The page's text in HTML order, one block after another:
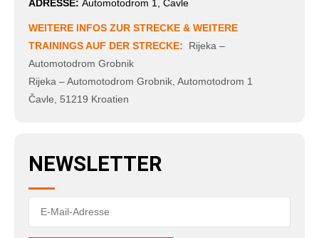
ADRESSE: Automotodrom 1, Čavle
WEITERE INFOS ZUR STRECKE & WEITERE
TRAININGS AUF DER STRECKE: Rijeka –
Automotodrom Grobnik
Rijeka – Automotodrom Grobnik Automotodrom 1
Čavle
51219 Kroatien
NEWSLETTER